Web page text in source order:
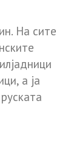
На сите
а ја